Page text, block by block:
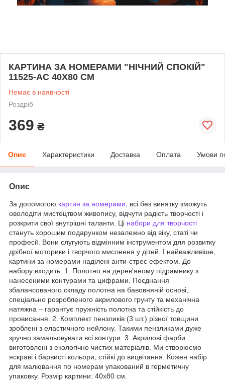
КАРТИНА ЗА НОМЕРАМИ "НІЧНИЙ СПОКІЙ"
11525-AC 40Х80 СМ
Немає в наявності
Роздріб
369 ₴
Опис Характеристики Доставка Оплата Умови
Опис
За допомогою картин за номерами , всі без винятку зможуть
оволодіти мистецтвом живопису, відчути радість творчості і
розкрити свої внутрішні таланти. Ці набори для творчості
стануть хорошим подарунком незалежно від віку, статі чи
професії. Вони слугують відмінним інструментом для розвитку
дрібної моторики і творчого мислення у дітей. І найважливіше,
картини за номерами наділені анти-стрес ефектом. До
набору входить: 1. Полотно на дерев'яному підрамнику з
нанесеними контурами та цифрами. Поєднання
збалансованого складу полотна на бавовняній основі,
спеціально розробленого акрилового грунту та механічна
натяжна – гарантує пружність полотна та стійкість до
провисання. 2. Комплект пензликів (3 шт.) різної товщини
зроблені з еластичного нейлону. Такими пензликами дуже
зручно замальовувати всі контури. 3. Акрилові фарби
виготовлені з екологічно чистих матеріалів. Ми створюємо
яскраві і барвисті кольори, стійкі до вицвітання. Кожен набір
для малювання по номерам упакований в герметичну
упаковку. Розмір картини: 40х80 см.